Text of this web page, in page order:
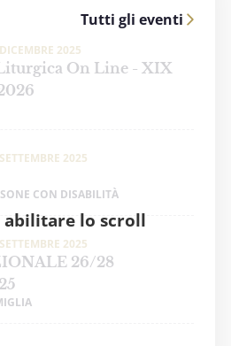
Tutti gli eventi
abilitare lo scroll
2025
On Line - XIX
2025
CON DISABILITÀ
2025
26/28